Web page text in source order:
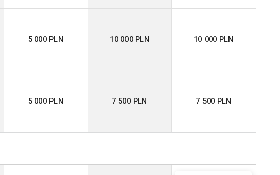
5 000 PLN 10 000 PLN 10 000 PLN
5 000 PLN 7 500 PLN 7 500 PLN